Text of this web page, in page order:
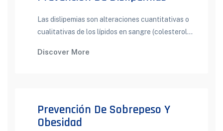
Las dislipemias son alteraciones cuantitativas o
cualitativas de los lípidos en sangre (colesterol...
Discover More
Prevención De Sobrepeso Y
Obesidad